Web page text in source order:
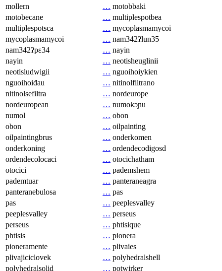
mollern
… motobbaki
motobecane
… multiplespotbea
multiplespotsca
… mycoplasmamycoi
mycoplasmamycoi
… nam342ʔlun35
nam342ʔpɛ34
… nayin
nayin
… neotisheuglinii
neotisludwigii
… nguoihoiykien
nguoihoiđau
… nitinolfiltrano
nitinolsefiltra
… nordeurope
nordeuropean
… numokɔɲu
numol
… obon
obon
… oilpainting
oilpaintingbrus
… onderkomen
onderkoning
… ordendecodigosd
ordendecolocaci
… otocichatham
otocici
… pademshem
pademtuar
… panteraneagra
panteranebulosa
… pas
pas
… peeplesvalley
peeplesvalley
… perseus
perseus
… phtisique
phtisis
… pionera
pioneramente
… plivaies
plivajiciclovek
… polyhedralshell
polyhedralsolid
… potwirker